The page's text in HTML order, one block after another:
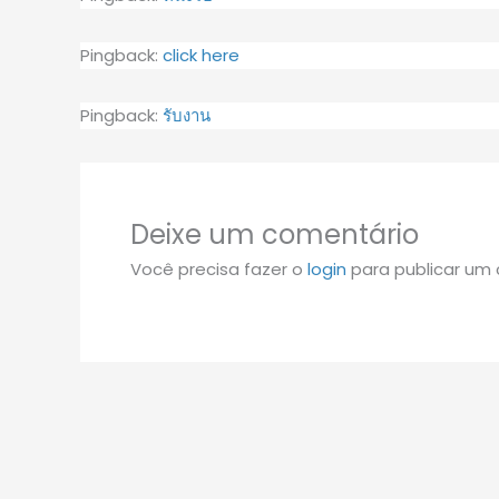
Pingback: click here
Pingback: รับงาน
Deixe um comentário
Você precisa fazer o login para publicar um